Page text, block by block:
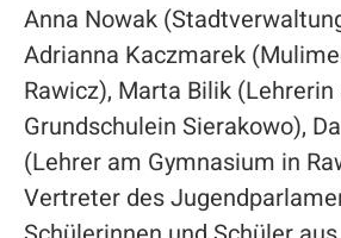
Anna Nowak
Adrianna Kaczmarek
Rawicz), Marta Bilik (Lehrerin
Grundschulein Sierakowo),
(Lehrer am Gymnasium in
Vertreter des